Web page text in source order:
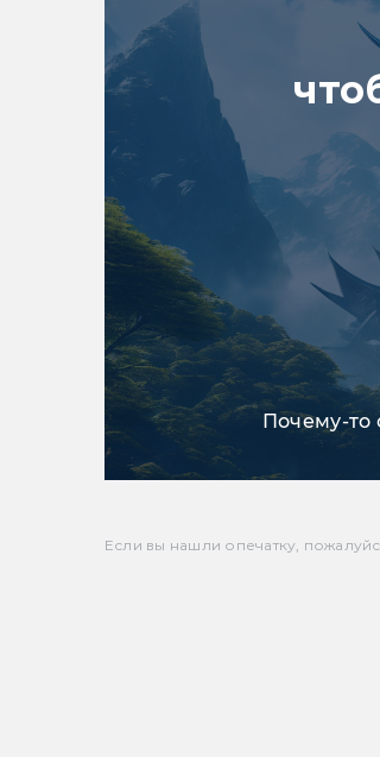
Почему-то
Если вы нашли опечатку,